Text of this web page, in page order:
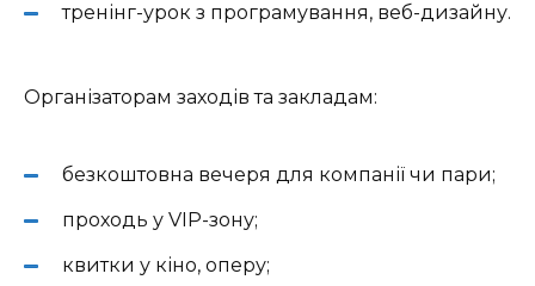
тренінг-урок з програмування, веб-дизайну.
Організаторам заходів та закладам:
безкоштовна вечеря для компанії чи пари;
проходь у VIP-зону;
квитки у кіно, оперу;